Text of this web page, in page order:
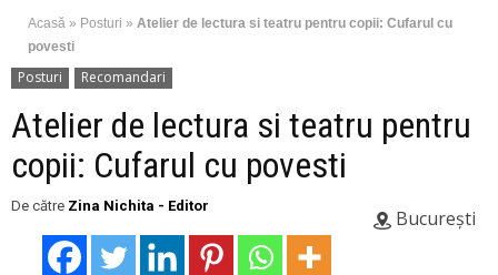
Acasă » Posturi » Atelier de lectura si teatru pentru copii: Cufarul cu
povesti
Posturi Recomandari
Atelier de lectura si teatru pentru
copii: Cufarul cu povesti
București
De către Zina Nichita - Editor